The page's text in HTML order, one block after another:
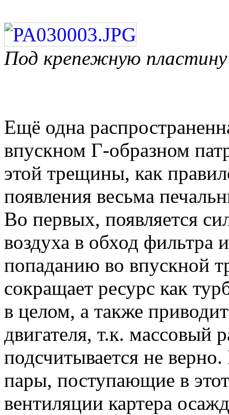
Под крепежную
Ещё одна
впускном Г-образном
этой трещины, как
появления весьма
Во первых, появляется
воздуха в обход фильтра
попаданию во впускной
сокращает ресурс как
в целом, а также
двигателя, т.к. массовый
подсчитывается не
пары, поступающие в
вентиляции картера